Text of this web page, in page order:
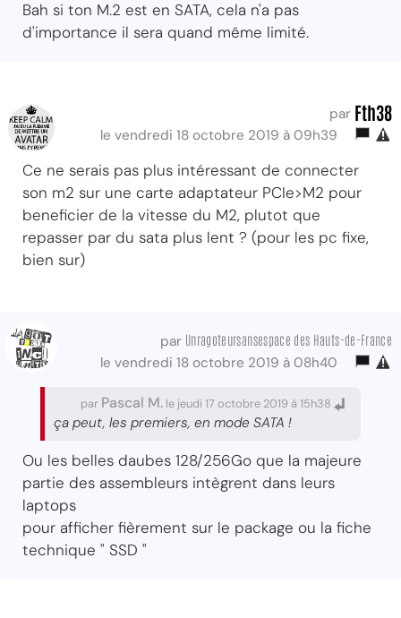
Bah si ton M.2 est en SATA, cela n'a pas
d'importance il sera quand même limité.
par Fth38
le vendredi 18 octobre 2019 à 09h39
Ce ne serais pas plus intéressant de connecter
son m2 sur une carte adaptateur PCIe>M2 pour
beneficier de la vitesse du M2, plutot que
repasser par du sata plus lent ? (pour les pc fixe,
bien sur)
par Unragoteursansespace des Hauts-de-France
le vendredi 18 octobre 2019 à 08h40
par Pascal M. le jeudi 17 octobre 2019 à 15h38
ça peut, les premiers, en mode SATA !
Ou les belles daubes 128/256Go que la majeure
partie des assembleurs intègrent dans leurs
laptops
pour afficher fièrement sur le package ou la fiche
technique " SSD "